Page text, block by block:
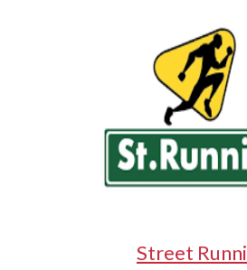
Street